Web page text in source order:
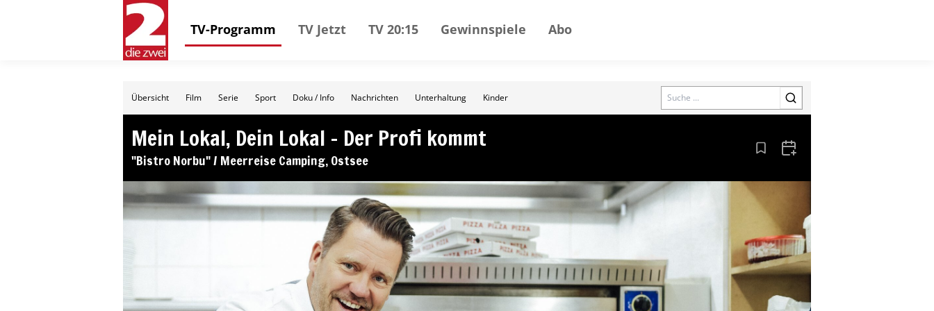
TV-Programm TV Jetzt TV 20:15 Gewinnspiele Abo
Übersicht Film Serie Sport Doku / Info Nachrichten Unterhaltung Kinder Search
Mein Lokal, Dein Lokal – Der Profi kommt
"Bistro Norbu" / Meerreise Camping, Ostsee Aus den Lesezeichen entfernen
Zum Kalender hinzufügen